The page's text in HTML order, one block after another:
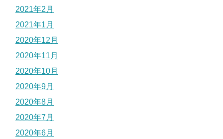
2021年2月
2021年1月
2020年12月
2020年11月
2020年10月
2020年9月
2020年8月
2020年7月
2020年6月